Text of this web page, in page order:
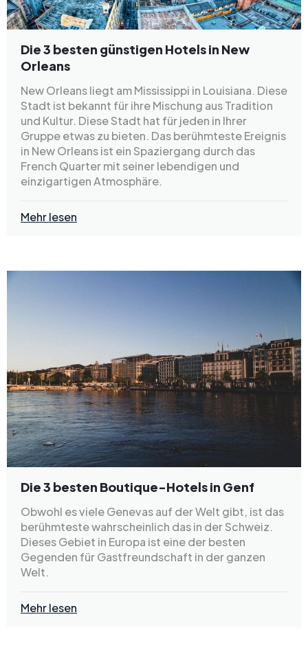
Die 3 besten günstigen Hotels in New
Orleans
New Orleans liegt am Mississippi in Louisiana. Diese
Stadt ist bekannt für ihre Mischung aus Tradition
und Kultur. Diese Stadt hat für jeden in Ihrer
Gruppe etwas zu bieten. Das berühmteste Ereignis
in New Orleans ist ein Spaziergang durch das
French Quarter mit seiner lebendigen und
einzigartigen Atmosphäre.
Mehr lesen
Die 3 besten Boutique-Hotels in Genf
Obwohl es viele Genevas auf der Welt gibt, ist das
berühmteste wahrscheinlich das in der Schweiz.
Dieses Gebiet in Europa ist eine der besten
Gegenden für Gastfreundschaft in der ganzen
Welt.
Mehr lesen